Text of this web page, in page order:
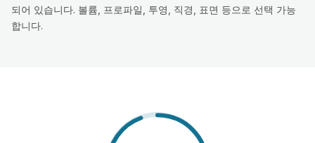
되어 있습니다. 볼륨, 프로파일, 투영, 직경, 표면 등으로 선택 가능
합니다.